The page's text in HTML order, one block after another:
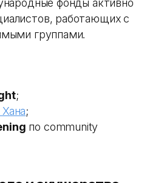
фонды активно
работающих с
группами.
;
;
по community